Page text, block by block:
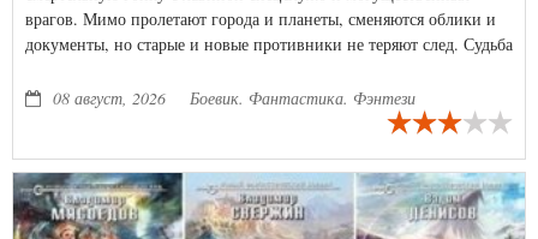
врагов. Мимо пролетают города и планеты, сменяются облики и
документы, но старые и новые противники не теряют след. Судьба
прикоснуться к эху предтечей и равнодушно закидывает героя в
самое пекло противостояния мира с магической цивилизацией.
08 август, 2026 Боевик. Фантастика. Фэнтези